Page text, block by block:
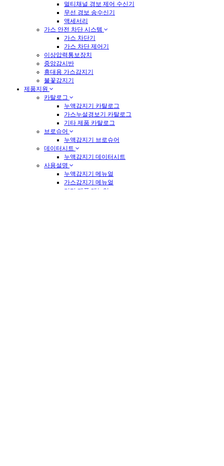
멀티채널 경보 제어 수신기
무선 경보 송수신기
액세서리
가스 안전 차단 시스템
가스 차단기
가스 차단 제어기
이상압력통보장치
중앙감시반
휴대용 가스감지기
불꽃감지기
제품지원
카탈로그
누액감지기 카탈로그
가스누설경보기 카탈로그
기타 제품 카탈로그
브로슈어
누액감지기 브로슈어
데이터시트
누액감지기 데이터시트
사용설명
누액감지기 메뉴얼
가스감지기 메뉴얼
기타 제품 메뉴얼